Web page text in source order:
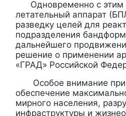
Одновременно с этим
летательный аппарат
разведку целей для
подразделения
дальнейшего
решение о применении
«ГРАД» Российской
Особое внимание при
обеспечение
мирного населения,
инфраструктуры и